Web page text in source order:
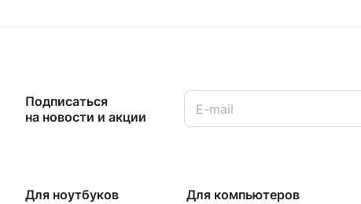
Подписаться
на новости и акции
Для ноутбуков Для компьютеров